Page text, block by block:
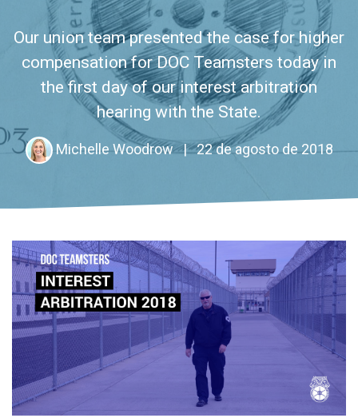
Our union team presented the case for higher
compensation for DOC Teamsters today in
the first day of our interest arbitration
hearing with the State.
Michelle Woodrow | 22 de agosto de 2018